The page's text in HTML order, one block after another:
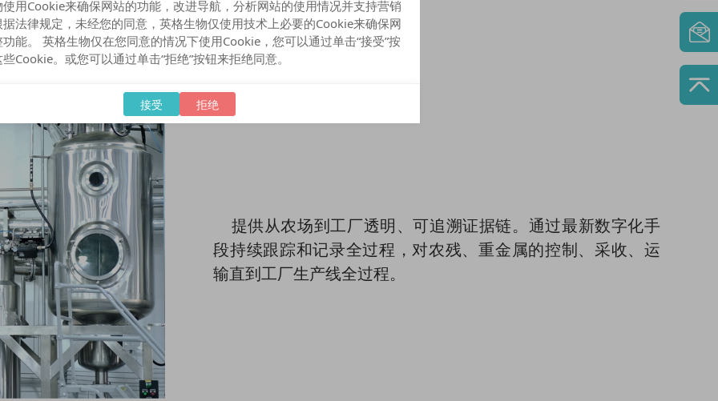
用Cookie来确保网站的功能，改进导航，分析网站的使用情况并支持营销
法律规定，未经您的同意，英格生物仅使用技术上必要的Cookie来确保网
能。 英格生物仅在您同意的情况下使用Cookie，您可以通过单击“接受”按
Cookie。或您可以通过单击“拒绝”按钮来拒绝同意。
接受 拒绝
提供从农场到工厂透明、可追溯证据链。通过最新数字化手
段持续跟踪和记录全过程，对农残、重金属的控制、采收、运
输直到工厂生产线全过程。